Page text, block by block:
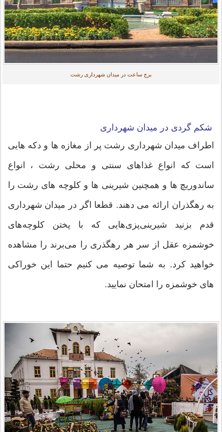
برج ساعت در میدان شهرداری رشت
شکم گردی در میدان شهرداری
اطراف میدان شهرداری رشت پر از مغازه ها و دکه هایی
است که انواع غذاهای سنتی و محلی رشت ، انواع
ساندوریچ ها و همچنین شیرینی ها و کلوچه های رشت را
به رهگذران ارائه می دهند. قطعا اگر در میدان شهرداری
قدم بزنید شیرینی‌پزی‌هایی که با پختن کلوچه‌های
خوشمزه عقل از سر هر رهگذری را می‌برند را مشاهده
خواهید کرد. به شما توصیه می کنیم حتما این خوراکی
های خوشمزه را امتحان نمایید.